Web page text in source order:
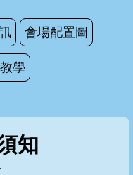
會場配置圖
學
知